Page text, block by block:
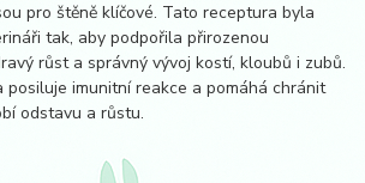
pro štěně klíčové. Tato receptura byla
tak, aby podpořila přirozenou
růst a správný vývoj kostí, kloubů i zubů.
posiluje imunitní reakce a pomáhá chránit
odstavu a růstu.